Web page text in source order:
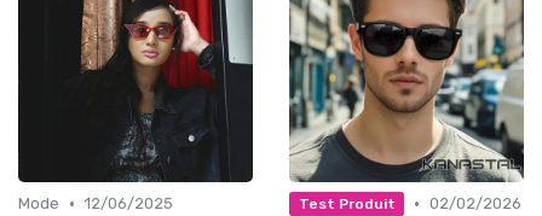
Mode • 12/06/2025
Test Produit • 02/02/2026